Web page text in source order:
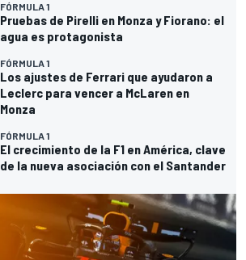
FÓRMULA 1
Pruebas de Pirelli en Monza y Fiorano: el
agua es protagonista
FÓRMULA 1
Los ajustes de Ferrari que ayudaron a
Leclerc para vencer a McLaren en
Monza
FÓRMULA 1
El crecimiento de la F1 en América, clave
de la nueva asociación con el Santander